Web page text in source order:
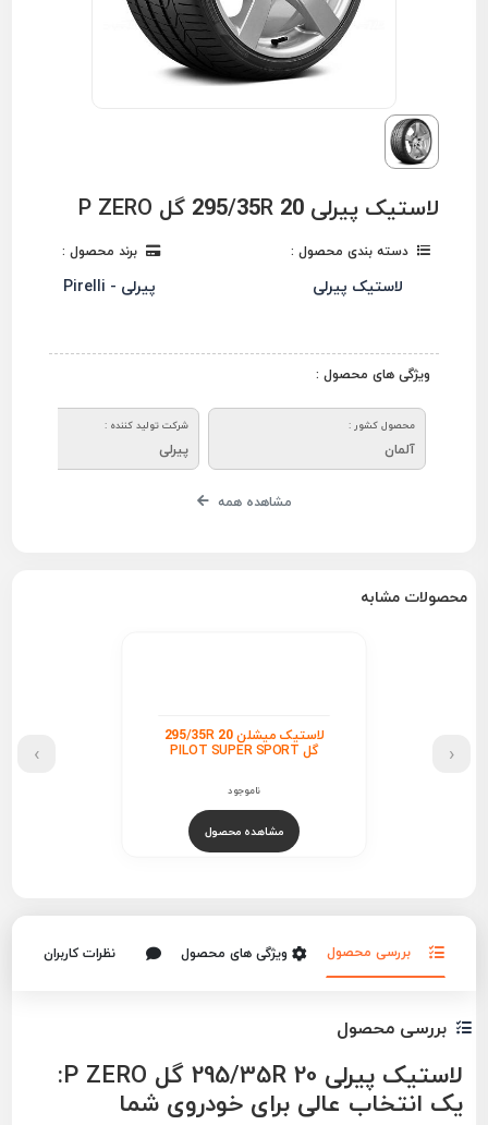
لاستیک پیرلی 295/35R 20 گل P ZERO
دسته بندی محصول :
لاستیک پیرلی
برند محصول :
پیرلی - Pirelli
ویژگی های محصول :
محصول کشور :
آلمان
شرکت تولید کننده :
پیرلی
مشاهده همه
محصولات مشابه
لاستیک میشلن 295/35R 20
گل PILOT SUPER SPORT
ناموجود
مشاهده محصول
‹
›
بررسی محصول ویژگی های محصول نظرات کاربران
بررسی محصول
لاستیک پیرلی 295/35R 20 گل P ZERO:
یک انتخاب عالی برای خودروی شما